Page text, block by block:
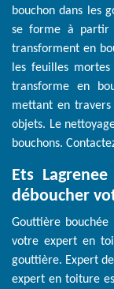
bouchon dans les
se forme à partir
transforment en
les feuilles mortes
transforme en
mettant en
objets. Le
bouchons.
Ets
déboucher
Gouttière bouchée
votre expert en
gouttière. Expert
expert en toiture